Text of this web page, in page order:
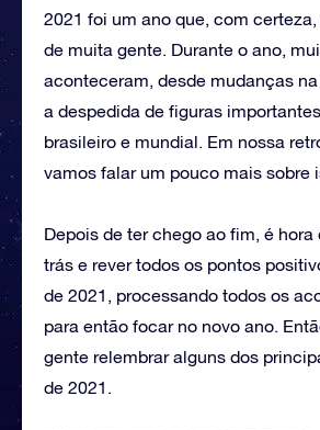
2021 foi um ano que, com
de muita gente. Durante o ano,
aconteceram, desde mudanças
a despedida de figuras
brasileiro e mundial. Em nossa
vamos falar um pouco mais sobre
Depois de ter chego ao fim, é hora
trás e rever todos os pontos
de 2021, processando todos os
para então focar no novo ano.
gente relembrar alguns dos
de 2021.